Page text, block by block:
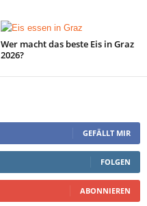
Wer macht das beste Eis in Graz
2026?
GEFÄLLT MIR
FOLGEN
ABONNIEREN